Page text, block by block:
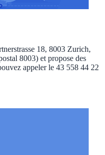
18, 8003 Zurich,
8003) et propose des
appeler le 43 558 44 22